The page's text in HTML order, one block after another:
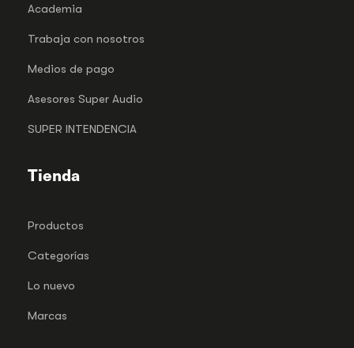
Academia
Trabaja con nosotros
Medios de pago
Asesores Super Audio
SUPER INTENDENCIA
Tienda
Productos
Categorías
Lo nuevo
Marcas